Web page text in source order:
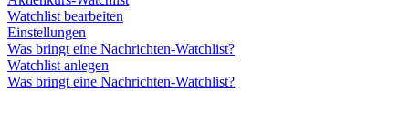
Watchlist bearbeiten
Einstellungen
Was bringt eine Nachrichten-Watchlist?
Watchlist anlegen
Was bringt eine Nachrichten-Watchlist?